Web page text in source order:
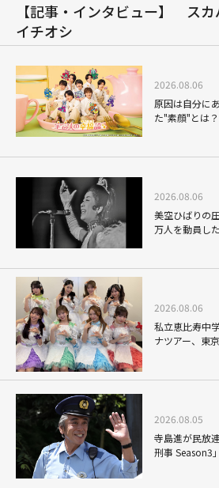
【記事・インタビュー】 ス
イチオシ
2026.08.06
原因は自分に
た"素顔"とは
2026.08.06
美空ひばりの
万人を動員し
2026.08.06
私立恵比寿中
ナツアー、東
2026.08.05
寺島進が民放
刑事 Season3